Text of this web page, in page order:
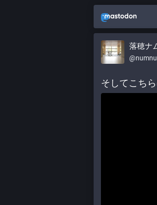
落穂ナ
そしてこち